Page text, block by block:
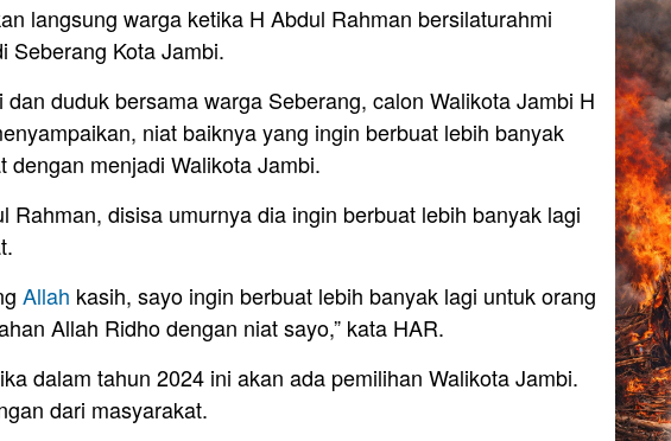
langsung warga ketika H Abdul Rahman bersilaturahmi
Seberang Kota Jambi.
dan duduk bersama warga Seberang, calon Walikota Jambi H
niat baiknya yang ingin berbuat lebih banyak
dengan menjadi Walikota Jambi.
Rahman, disisa umurnya dia ingin berbuat lebih banyak lagi
Allah kasih, sayo ingin berbuat lebih banyak lagi untuk orang
Allah Ridho dengan niat sayo,” kata HAR.
dalam tahun 2024 ini akan ada pemilihan Walikota Jambi.
dari masyarakat.